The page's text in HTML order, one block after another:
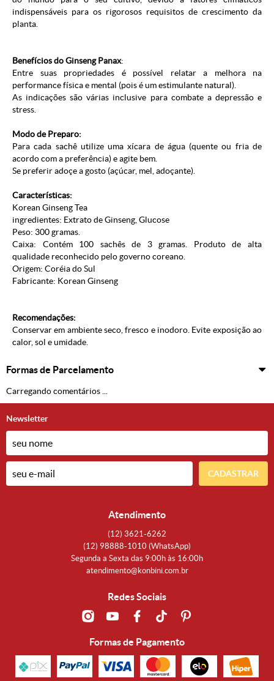
indispensáveis para os rigorosos requisitos de crescimento da
planta.
Benefícios do Ginseng Panax:
Entre suas propriedades é possível relatar a melhora na
performance física e mental (pois é um estimulante natural).
As indicações são várias inclusive para combate a depressão e
stress.
Modo de Preparo:
Para cada sachê utilize uma xícara de água (quente ou fria de
acordo com a preferência) e agite bem.
Se preferir adoçe a gosto (açúcar, mel, adoçante).
Características:
Korean Ginseng Tea
ingredientes: Extrato de Ginseng, Glucose
Peso: 300 gramas.
Caixa: Contém 100 sachês de 3 gramas. Produto de alta
qualidade reconhecido pelo governo coreano.
Origem: Coréia do Sul
Fabricante: Korean Ginseng
Recomendações:
Conservar em ambiente seco, fresco e inodoro. Evite exposição ao
calor, sol e umidade.
Formas de Parcelamento
Carregando comentários ...
Newsletter
CADASTRAR
Atendimento
(12) 3621-6262
(12) 98888-1010 (WhatsApp)
Segunda a Sexta das 9:00h às 16:00h
atendimento@konbini.com.br
Redes Sociais
Formas de Pagamento